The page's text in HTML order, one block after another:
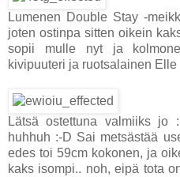
Lumenen Double Stay -
joten ostinpa sitten oikein
sopii mulle nyt ja
kivipuuteri ja ruotsalainen Elle
Lätsä ostettuna valmiiks
huhhuh :-D Sai metsästää
edes toi 59cm kokonen, ja
kaks isompi.. noh, eipä tota